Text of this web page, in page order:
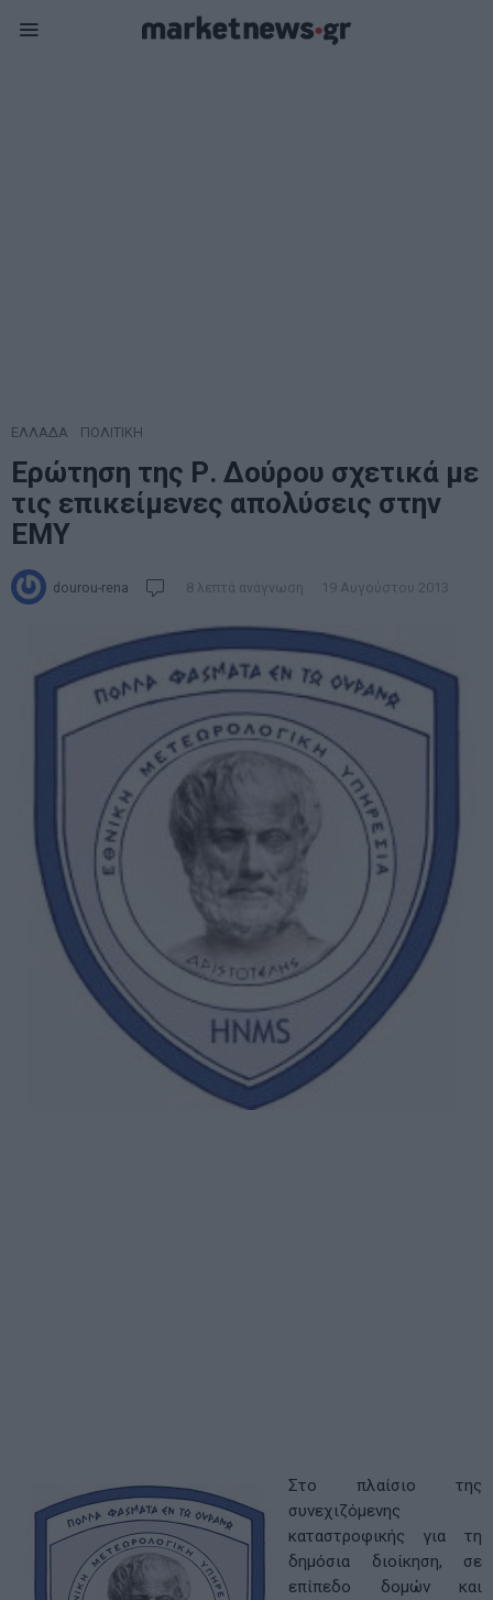
ΕΛΛΑΔΑ ΠΟΛΙΤΙΚΗ
Ερώτηση της Ρ. Δούρου σχετικά με
τις επικείμενες απολύσεις στην
ΕΜΥ
dourou-rena 8 λεπτά ανάγνωση 19 Αυγούστου 2013
Στο πλαίσιο της
συνεχιζόμενης
καταστροφικής για τη
δημόσια διοίκηση, σε
επίπεδο δομών και